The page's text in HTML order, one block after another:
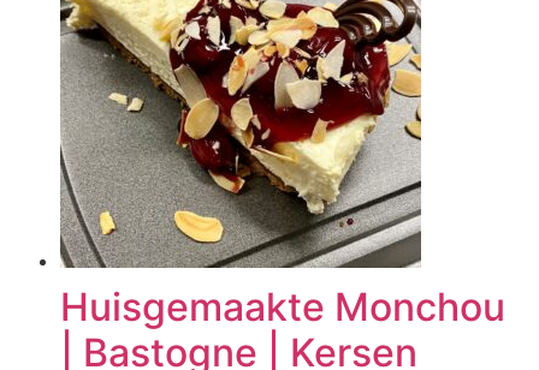
Huisgemaakte Monchou
| Bastogne | Kersen